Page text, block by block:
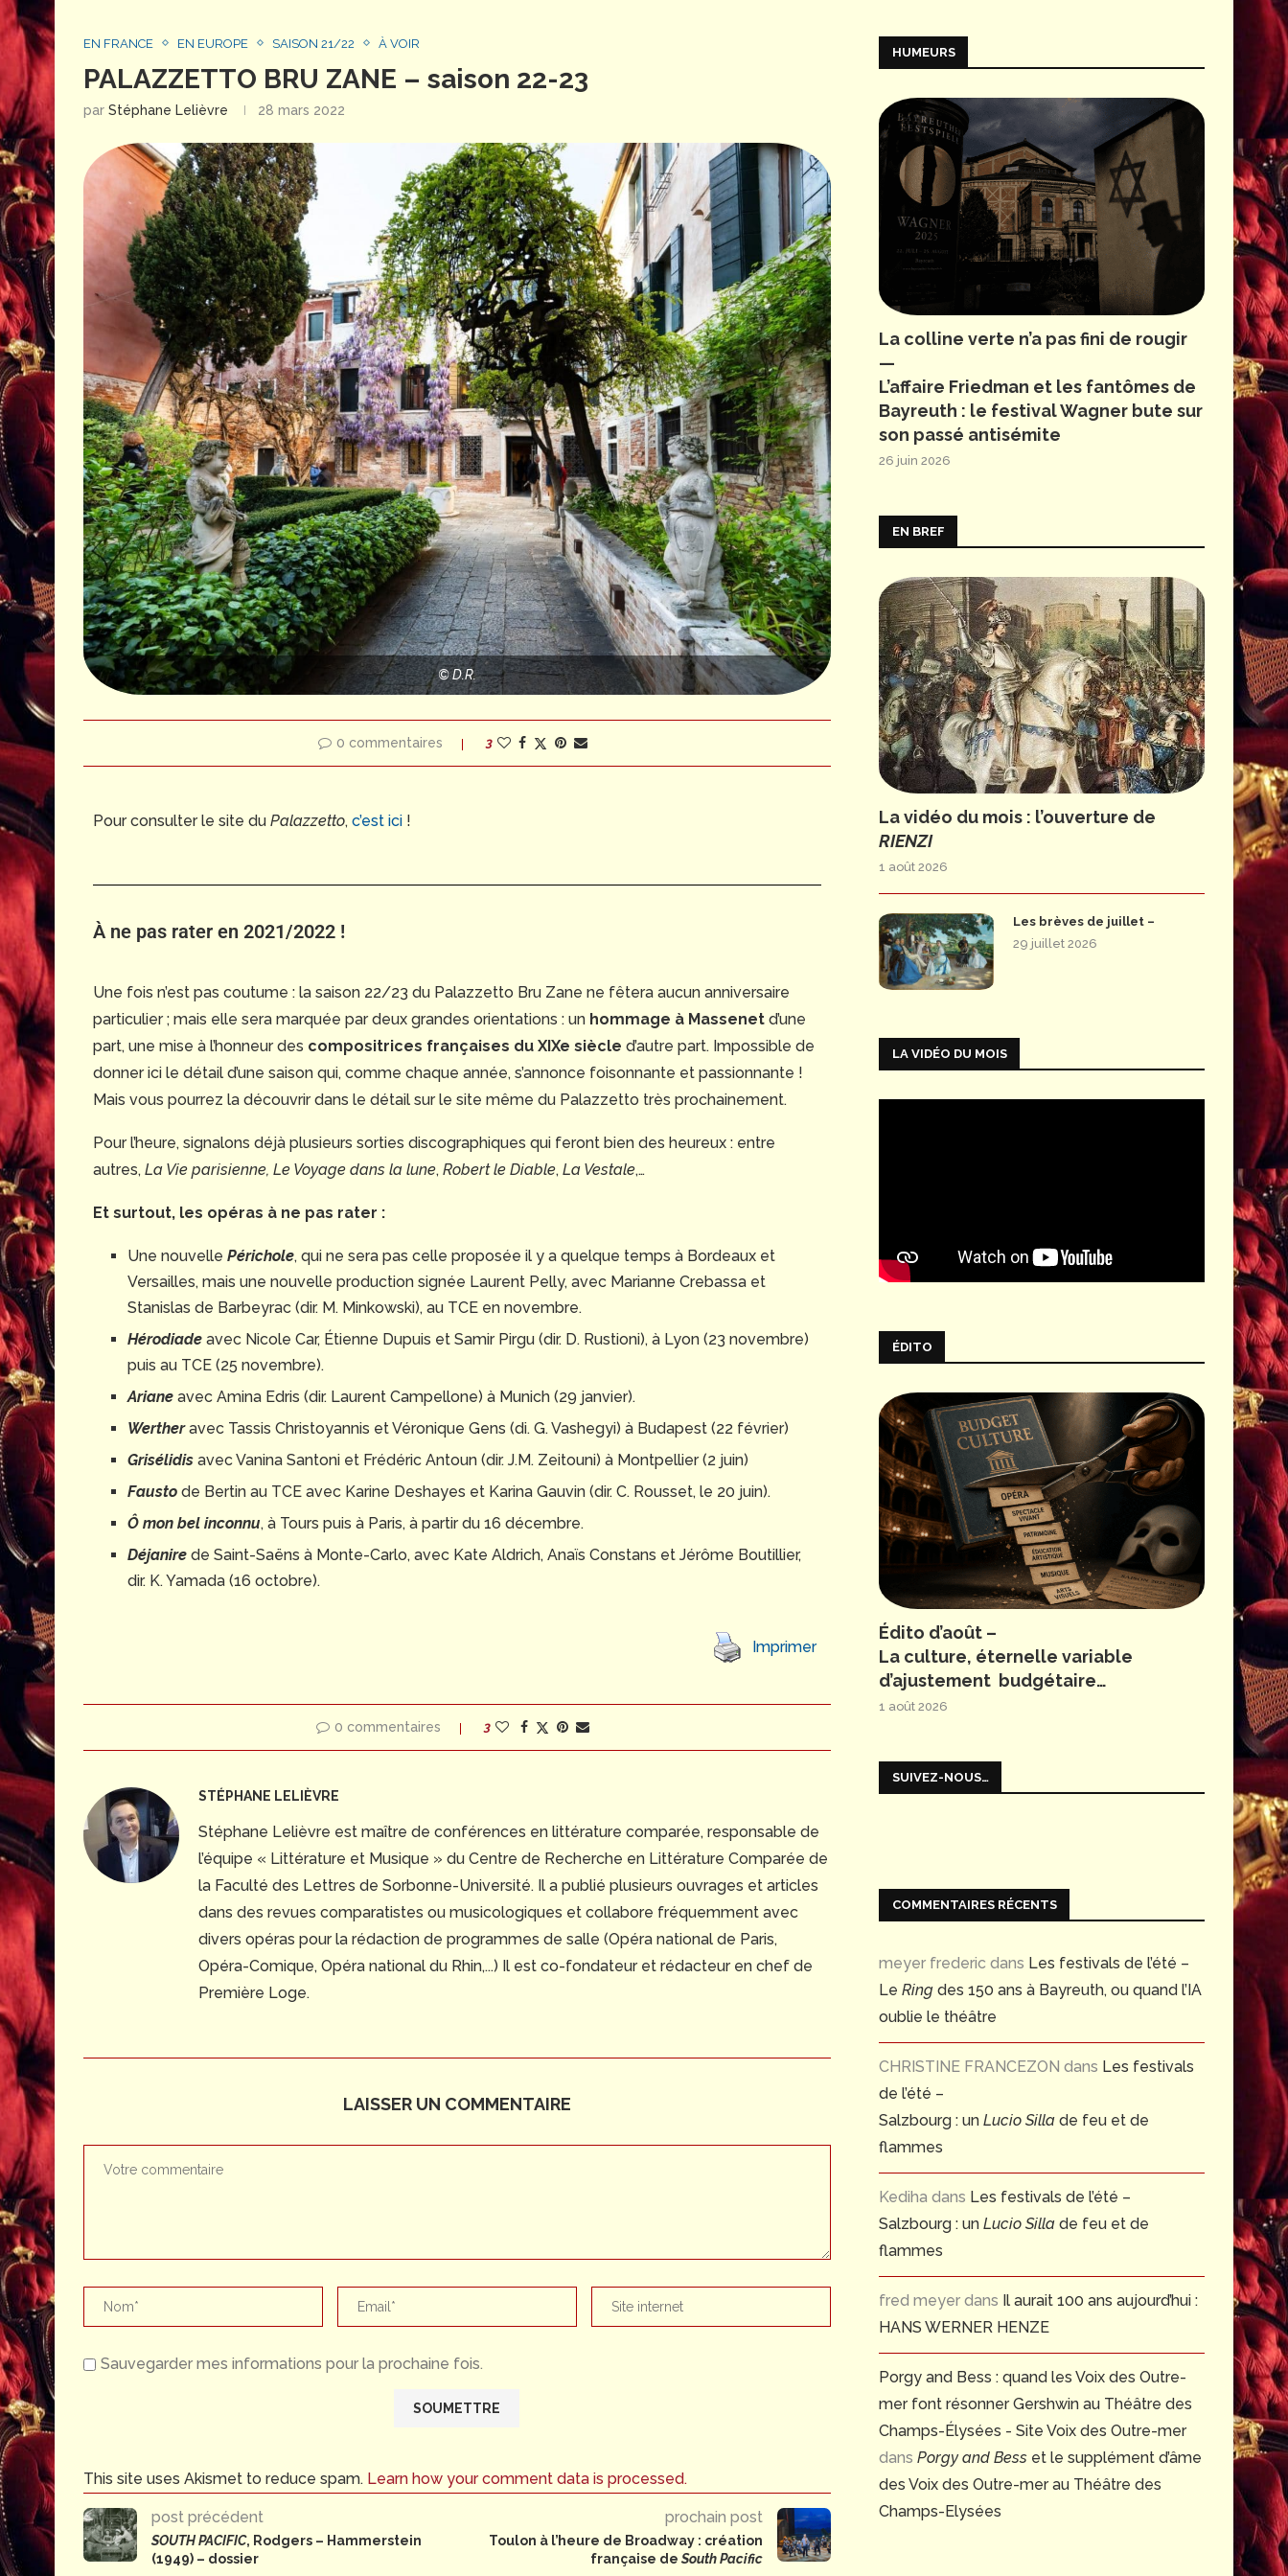
EN FRANCE EN EUROPE SAISON 21/22 À VOIR
PALAZZETTO BRU ZANE – saison 22-23
par Stéphane Lelièvre 28 mars 2022
© D.R.
0 commentaires 3
Pour consulter le site du Palazzetto, c’est ici !
À ne pas rater en 2021/2022 !
Une fois n’est pas coutume : la saison 22/23 du Palazzetto Bru Zane ne fêtera aucun anniversaire
particulier ; mais elle sera marquée par deux grandes orientations : un hommage à Massenet d’une
part, une mise à l’honneur des compositrices françaises du XIXe siècle d’autre part. Impossible de
donner ici le détail d’une saison qui, comme chaque année, s’annonce foisonnante et passionnante !
Mais vous pourrez la découvrir dans le détail sur le site même du Palazzetto très prochainement.
Pour l’heure, signalons déjà plusieurs sorties discographiques qui feront bien des heureux : entre
autres, La Vie parisienne, Le Voyage dans la lune, Robert le Diable, La Vestale,…
Et surtout, les opéras à ne pas rater :
Une nouvelle Périchole, qui ne sera pas celle proposée il y a quelque temps à Bordeaux et
Versailles, mais une nouvelle production signée Laurent Pelly, avec Marianne Crebassa et
Stanislas de Barbeyrac (dir. M. Minkowski), au TCE en novembre.
Hérodiade avec Nicole Car, Étienne Dupuis et Samir Pirgu (dir. D. Rustioni), à Lyon (23 novembre)
puis au TCE (25 novembre).
Ariane avec Amina Edris (dir. Laurent Campellone) à Munich (29 janvier).
Werther avec Tassis Christoyannis et Véronique Gens (di. G. Vashegyi) à Budapest (22 février)
Grisélidis avec Vanina Santoni et Frédéric Antoun (dir. J.M. Zeitouni) à Montpellier (2 juin)
Fausto de Bertin au TCE avec Karine Deshayes et Karina Gauvin (dir. C. Rousset, le 20 juin).
Ô mon bel inconnu, à Tours puis à Paris, à partir du 16 décembre.
Déjanire de Saint-Saëns à Monte-Carlo, avec Kate Aldrich, Anaïs Constans et Jérôme Boutillier,
dir. K. Yamada (16 octobre).
Imprimer
0 commentaires 3
STÉPHANE LELIÈVRE
Stéphane Lelièvre est maître de conférences en littérature comparée, responsable de
l’équipe « Littérature et Musique » du Centre de Recherche en Littérature Comparée de
la Faculté des Lettres de Sorbonne-Université. Il a publié plusieurs ouvrages et articles
dans des revues comparatistes ou musicologiques et collabore fréquemment avec
divers opéras pour la rédaction de programmes de salle (Opéra national de Paris,
Opéra-Comique, Opéra national du Rhin,...) Il est co-fondateur et rédacteur en chef de
Première Loge.
LAISSER UN COMMENTAIRE
Sauvegarder mes informations pour la prochaine fois.
This site uses Akismet to reduce spam. Learn how your comment data is processed.
post précédent
SOUTH PACIFIC, Rodgers – Hammerstein
(1949) – dossier
prochain post
Toulon à l’heure de Broadway : création
française de South Pacific
HUMEURS
La colline verte n’a pas fini de rougir
—
L’affaire Friedman et les fantômes de
Bayreuth : le festival Wagner bute sur
son passé antisémite
26 juin 2026
EN BREF
La vidéo du mois : l’ouverture de
RIENZI
1 août 2026
Les brèves de juillet –
29 juillet 2026
LA VIDÉO DU MOIS
ÉDITO
Édito d’août –
La culture, éternelle variable
d’ajustement budgétaire…
1 août 2026
SUIVEZ-NOUS…
COMMENTAIRES RÉCENTS
meyer frederic dans Les festivals de l’été –
Le Ring des 150 ans à Bayreuth, ou quand l’IA
oublie le théâtre
CHRISTINE FRANCEZON dans Les festivals
de l’été –
Salzbourg : un Lucio Silla de feu et de
flammes
Kediha dans Les festivals de l’été –
Salzbourg : un Lucio Silla de feu et de
flammes
fred meyer dans Il aurait 100 ans aujourd’hui :
HANS WERNER HENZE
Porgy and Bess : quand les Voix des Outre-
mer font résonner Gershwin au Théâtre des
Champs-Élysées - Site Voix des Outre-mer
dans Porgy and Bess et le supplément d’âme
des Voix des Outre-mer au Théâtre des
Champs-Elysées